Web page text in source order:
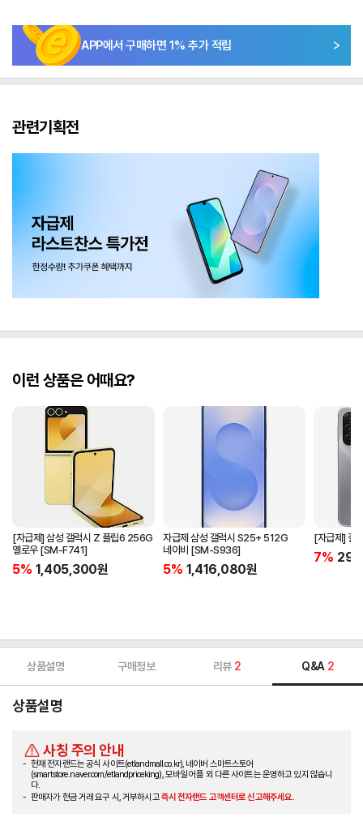
APP에서 구매하면 1% 추가 적립
관련기획전
이런 상품은 어때요?
[자급제] 삼성 갤럭시 Z 플립6 256G
옐로우 [SM-F741]
5% 1,405,300원
자급제 삼성 갤럭시 S25+ 512G
네이비 [SM-S936]
5% 1,416,080원
[자급제] 갤
7%
상품설명 구매정보 리뷰 2 Q&A 2
상품설명
사칭 주의 안내
현재 전자랜드는 공식 사이트(etlandmall.co.kr), 네이버 스마트스토어
(smartstore.naver.com/etlandpriceking), 모바일 어플 외 다른 사이트는 운영하고 있지 않습니
다.
판매자가 현금 거래 요구 시, 거부하시고즉시 전자랜드 고객센터로 신고해주세요.